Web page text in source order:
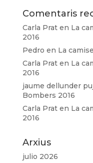
Comentaris
Carla Praten La
2016
Pedro en La
Carla Praten La
2016
jaume dellunder
Bombers 2016
Carla Praten La
2016
Arxius
julio 2026